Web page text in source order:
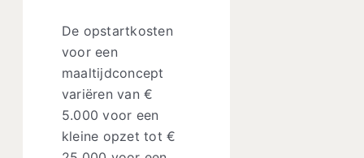
De opstartkosten
voor een
maaltijdconcept
variëren van €
5.000 voor een
kleine opzet tot €